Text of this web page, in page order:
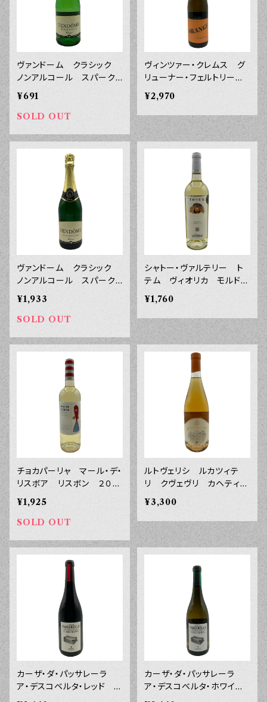
ヴァンドーム クラシック
ノンアルコール スパークリ
ング ２００ｍｌ
¥691
SOLD OUT
ヴィンツァー・クレムス グ
リューナー・フェルトリーナ
ー ニーダーエスタライ
ヒ オレンジ ２０２３年
７５０ｍｌ
¥2,970
ヴァンドーム クラシック
ノンアルコール スパークリ
ング ７５０ｍｌ
¥1,933
SOLD OUT
シャトー・ヴァルテリー ト
テム ヴィオリカ モルド
バ ２０２４年 ７５０ｍｌ
¥1,760
チョカパーリャ マール・デ・
リスボア リスボン ２０２
３年 ７５０ｍｌ
¥1,925
SOLD OUT
ルトヴェリシ ルカツィテ
リ クヴェヴリ カヘティ
アンバー オレンジ ２０２
３年 ７５０ｍｌ
¥3,300
カーザ・ダ・パッサレーラ
ア・デスコベルタ・レッド ダ
ォン ２０２１年 ７５０ｍ
カーザ・ダ・パッサレーラ
ア・デスコベルタ・ホワイ
ト ダォン ２０２３年 ７